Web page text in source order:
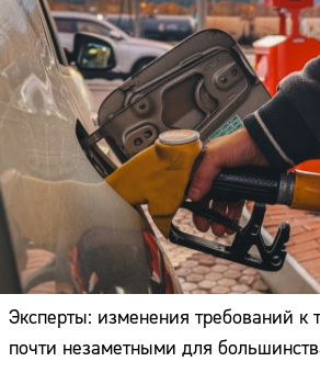
Эксперты: изменения требований к
почти незаметными для